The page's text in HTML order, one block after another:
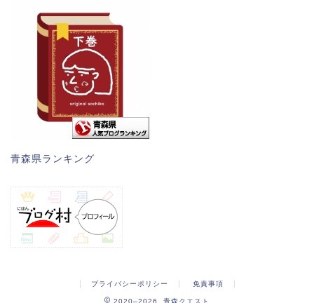
青森県ランキング
プライバシーポリシー 免責事項
2020–2026 青森クエスト